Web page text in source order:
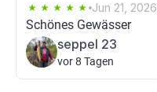
Jun 21, 2026
Schönes Gewässer
seppel 23
vor 8 Tagen